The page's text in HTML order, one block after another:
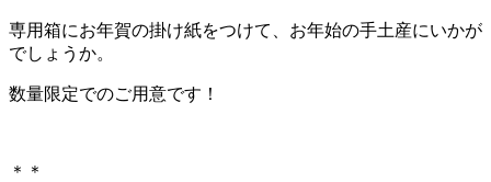
専用箱にお年賀の掛け紙をつけて、お年始の手土産にいかが
でしょうか。
数量限定でのご用意です！
＊＊